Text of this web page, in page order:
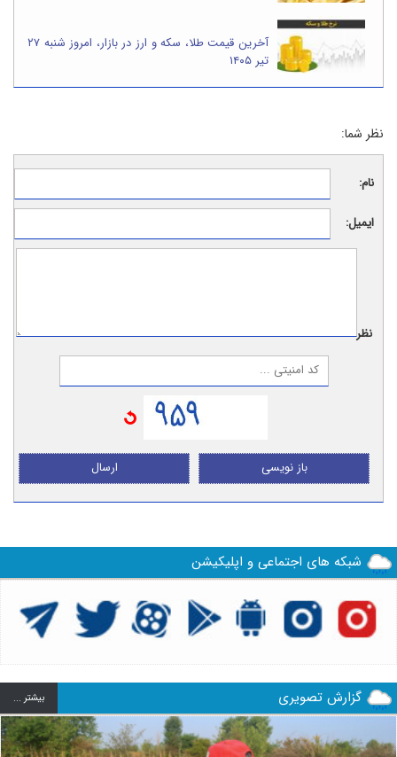
آخرین قیمت طلا، سکه و ارز در بازار، امروز شنبه ۲۷
تیر ۱۴۰۵
نظر شما:
نام:
ایمیل:
نظر:
ارسال باز نویسی
شبکه های اجتماعی و اپلیکیشن
گزارش تصویری بيشتر ...